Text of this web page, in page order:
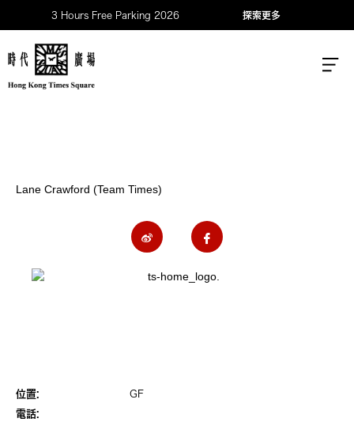
3 Hours Free Parking 2026 探索更多
Lane Crawford (Team Times)
位置:
GF
電話: